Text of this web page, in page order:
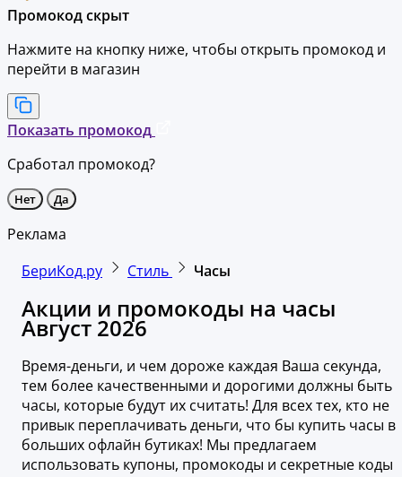
Промокод скрыт
Нажмите на кнопку ниже, чтобы открыть промокод и
перейти в магазин
Показать промокод
Сработал промокод?
Нет Да
Реклама
БериКод.ру
Стиль Часы
Акции и промокоды на часы
Август 2026
Время-деньги, и чем дороже каждая Ваша секунда,
тем более качественными и дорогими должны быть
часы, которые будут их считать! Для всех тех, кто не
привык переплачивать деньги, что бы купить часы в
больших офлайн бутиках! Мы предлагаем
использовать купоны, промокоды и секретные коды